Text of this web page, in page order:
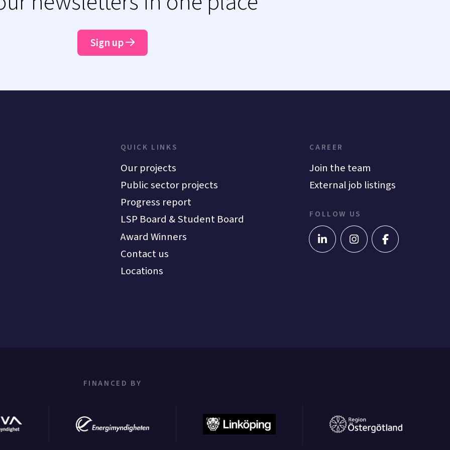
Sign up
QUICK LINKS
Our projects
Public sector projects
Progress report
LSP Board & Student Board
Award Winners
Contact us
Locations
CAREER
Join the team
External job listings
FOLLOW US
FINANCED BY